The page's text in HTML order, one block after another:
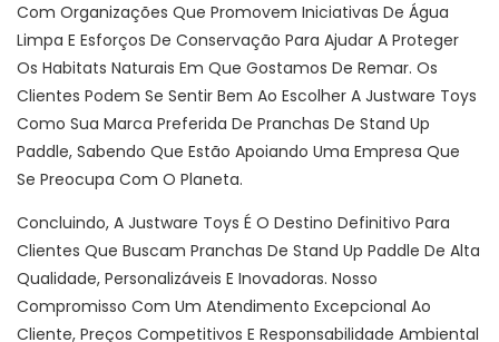
Com Organizações Que Promovem Iniciativas De Água
Limpa E Esforços De Conservação Para Ajudar A Proteger
Os Habitats Naturais Em Que Gostamos De Remar. Os
Clientes Podem Se Sentir Bem Ao Escolher A Justware Toys
Como Sua Marca Preferida De Pranchas De Stand Up
Paddle, Sabendo Que Estão Apoiando Uma Empresa Que
Se Preocupa Com O Planeta.
Concluindo, A Justware Toys É O Destino Definitivo Para
Clientes Que Buscam Pranchas De Stand Up Paddle De Alta
Qualidade, Personalizáveis ​​e Inovadoras. Nosso
Compromisso Com Um Atendimento Excepcional Ao
Cliente, Preços Competitivos E Responsabilidade Ambiental